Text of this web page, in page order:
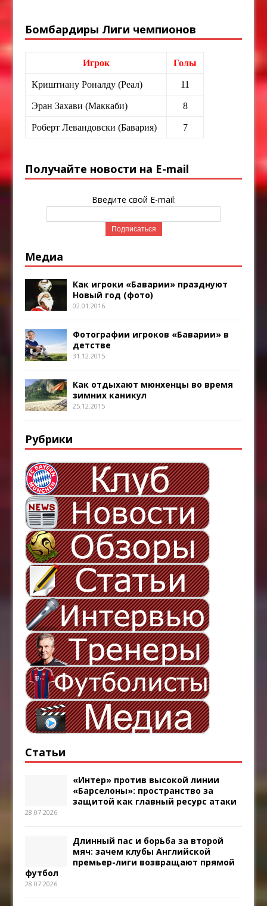
Бомбардиры Лиги чемпионов
Игрок Голы
Криштиану Роналду (Реал) 11
Эран Захави (Маккаби) 8
Роберт Левандовски (Бавария) 7
Получайте новости на E-mail
Введите свой E-mail:
Медиа
Как игроки «Баварии» празднуют
Новый год (фото)
02.01.2016
Фотографии игроков «Баварии» в
детстве
31.12.2015
Как отдыхают мюнхенцы во время
зимних каникул
25.12.2015
Рубрики
Статьи
«Интер» против высокой линии
«Барселоны»: пространство за
защитой как главный ресурс атаки
28.07.2026
Длинный пас и борьба за второй
мяч: зачем клубы Английской
премьер-лиги возвращают прямой
футбол
28.07.2026